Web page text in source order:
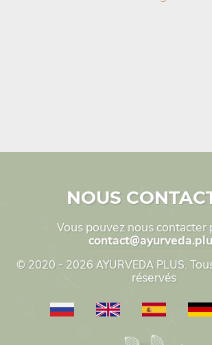
NOUS
Vous pouvez nous contacter
© 2020 - 2026 AYURVEDA PLUS.
réservés